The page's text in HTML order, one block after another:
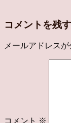
コメントを残す
メールアドレス
コメント ※